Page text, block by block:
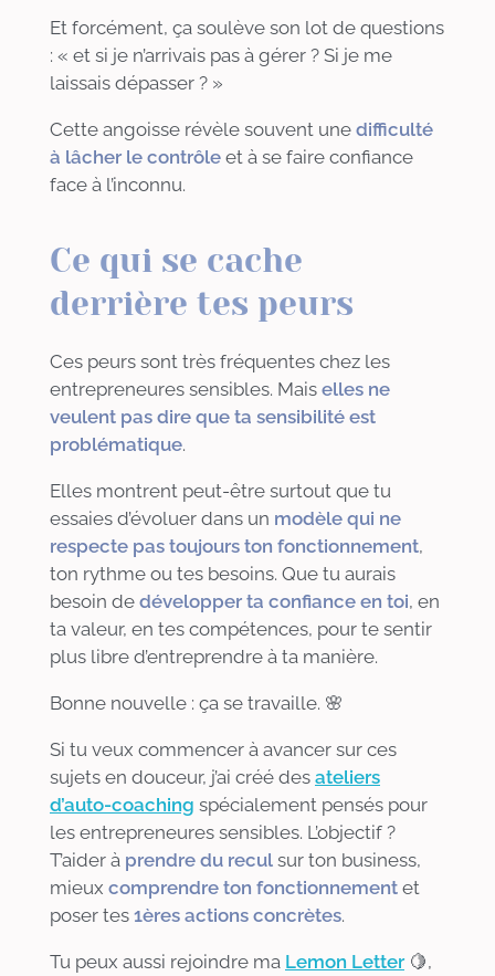
Et forcément, ça soulève son lot de questions
: « et si je n’arrivais pas à gérer ? Si je me
laissais dépasser ? »
Cette angoisse révèle souvent une difficulté
à lâcher le contrôle et à se faire confiance
face à l’inconnu.
Ce qui se cache
derrière tes peurs
Ces peurs sont très fréquentes chez les
entrepreneures sensibles. Mais elles ne
veulent pas dire que ta sensibilité est
problématique.
Elles montrent peut-être surtout que tu
essaies d’évoluer dans un modèle qui ne
respecte pas toujours ton fonctionnement,
ton rythme ou tes besoins. Que tu aurais
besoin de développer ta confiance en toi, en
ta valeur, en tes compétences, pour te sentir
plus libre d’entreprendre à ta manière.
Bonne nouvelle : ça se travaille. 🌸
Si tu veux commencer à avancer sur ces
sujets en douceur, j’ai créé des ateliers
d’auto-coaching spécialement pensés pour
les entrepreneures sensibles. L’objectif ?
T’aider à prendre du recul sur ton business,
mieux comprendre ton fonctionnement et
poser tes 1ères actions concrètes.
Tu peux aussi rejoindre ma Lemon Letter🍋,